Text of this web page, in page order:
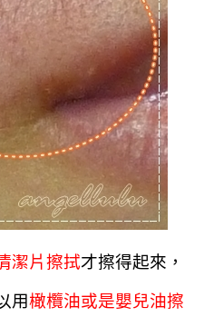
潔片擦拭才擦得起來，
用橄欖油或是嬰兒油擦